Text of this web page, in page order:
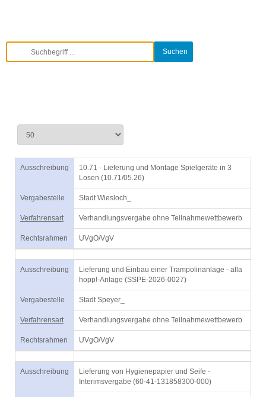
Ausschreibung
10.71 - Lieferung und Montage Spielgeräte in 3
Losen (10.71/05.26)
Vergabestelle Stadt Wiesloch_
Verfahrensart Verhandlungsvergabe ohne Teilnahmewettbewerb
Rechtsrahmen UVgO/VgV
Ausschreibung
Lieferung und Einbau einer Trampolinanlage - alla
hopp!-Anlage (SSPE-2026-0027)
Vergabestelle Stadt Speyer_
Verfahrensart Verhandlungsvergabe ohne Teilnahmewettbewerb
Rechtsrahmen UVgO/VgV
Ausschreibung
Lieferung von Hygienepapier und Seife -
Interimsvergabe (60-41-131858300-000)